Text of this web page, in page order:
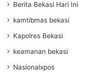
Berita Bekasi Hari Ini
kamtibmas bekasi
Kapolres Bekasi
keamanan bekasi
Nasionalxpos